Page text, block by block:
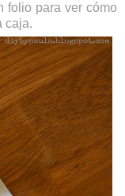
folio para ver cómo
caja.